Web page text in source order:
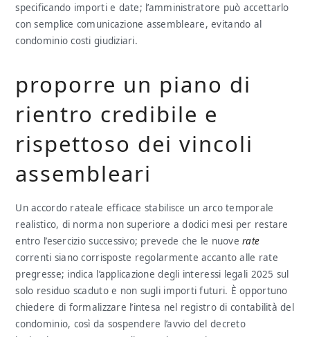
specificando importi e date; l’amministratore può accettarlo
con semplice comunicazione assembleare, evitando al
condominio costi giudiziari.
proporre un piano di
rientro credibile e
rispettoso dei vincoli
assembleari
Un accordo rateale efficace stabilisce un arco temporale
realistico, di norma non superiore a dodici mesi per restare
entro l’esercizio successivo; prevede che le nuoverate
correnti siano corrisposte regolarmente accanto alle rate
pregresse; indica l’applicazione degli interessi legali 2025 sul
solo residuo scaduto e non sugli importi futuri. È opportuno
chiedere di formalizzare l’intesa nel registro di contabilità del
condominio, così da sospendere l’avvio del decreto